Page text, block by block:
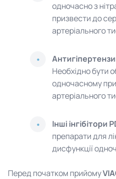
одночасно з
призвести до
артеріального
Необхідно бути
одночасному
артеріального
Інші інгібітори
препарати для
дисфункції
Перед початком прийому